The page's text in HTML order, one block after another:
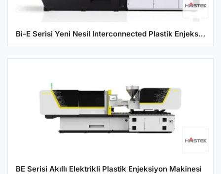
Bi-E Serisi Yeni Nesil Interconnected Plastik Enjeksiyon Makinesi - Elektrikli
BE Serisi Akıllı Elektrikli Plastik Enjeksiyon Makinesi